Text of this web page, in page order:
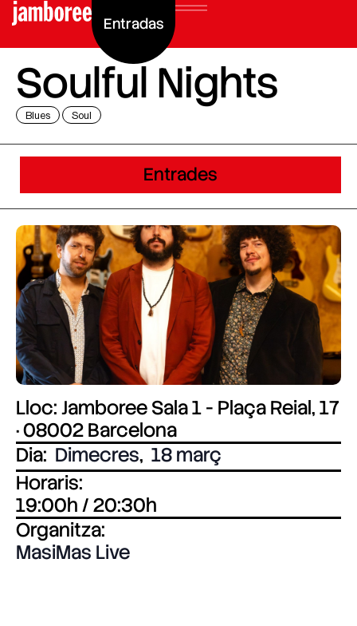
Entradas
Soulful Nights
Blues Soul
Entrades
Lloc: Jamboree Sala 1 - Plaça Reial, 17
· 08002 Barcelona
Dia: Dimecres, 18 març
Horaris:
19:00h / 20:30h
Organitza:
MasiMas Live